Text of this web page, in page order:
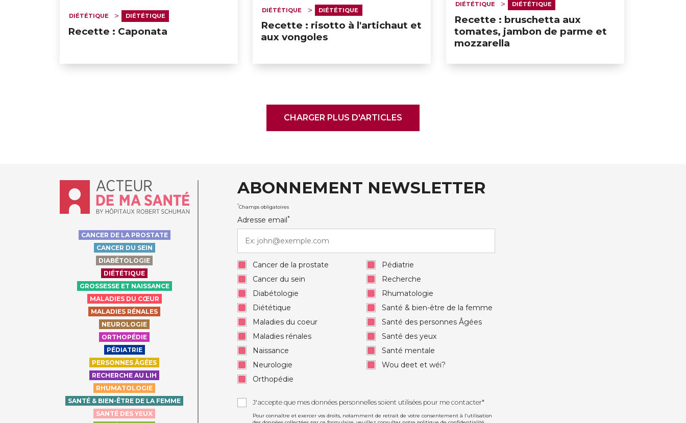
DIÉTÉTIQUE DIÉTÉTIQUE
Recette : Caponata
DIÉTÉTIQUE DIÉTÉTIQUE
Recette : risotto à l'artichaut et
aux vongoles
DIÉTÉTIQUE DIÉTÉTIQUE
Recette : bruschetta aux
tomates, jambon de parme et
mozzarella
CHARGER PLUS D'ARTICLES
Accueil - Acteur de ma santé, by HôpitauxRobert Schuman
CANCER DE LA PROSTATE
CANCER DU SEIN
DIABÉTOLOGIE
DIÉTÉTIQUE
GROSSESSE ET NAISSANCE
MALADIES DU CŒUR
MALADIES RÉNALES
NEUROLOGIE
ORTHOPÉDIE
PÉDIATRIE
PERSONNES ÂGÉES
RECHERCHE AU LIH
RHUMATOLOGIE
SANTÉ & BIEN-ÊTRE DE LA FEMME
SANTÉ DES YEUX
ABONNEMENT NEWSLETTER
*Champs obligatoires
Adresse email*
Cancer de la prostate
Cancer du sein
Diabétologie
Diététique
Maladies du coeur
Maladies rénales
Naissance
Neurologie
Orthopédie
Pédiatrie
Recherche
Rhumatologie
Santé & bien-être de la femme
Santé des personnes Âgées
Santé des yeux
Santé mentale
Wou deet et wéi?
J'accepte que mes données personnelles soient utilisées pour me contacter*
Pour connaître et exercer vos droits, notamment de retrait de votre consentement à l’utilisation